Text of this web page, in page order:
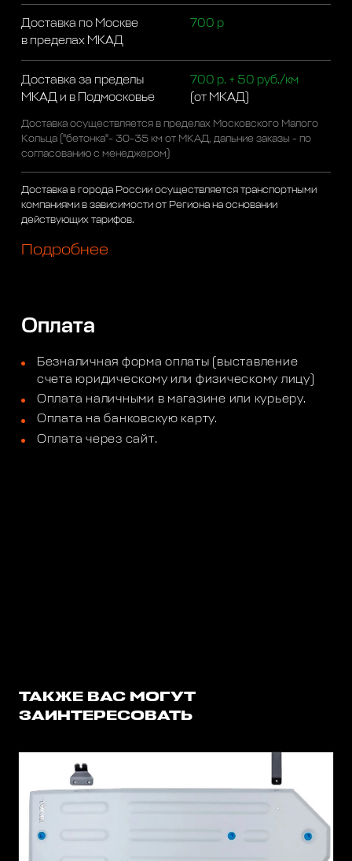
Доставка по Москве
в пределах МКАД
700 р
Доставка за пределы
МКАД и в Подмосковье
700 р. + 50 руб./км
(от МКАД)
Доставка осуществляется в пределах Московского Малого
Кольца ("бетонка"- 30-35 км от МКАД, дальние заказы - по
согласованию с менеджером)
Доставка в города России осуществляется транспортными
компаниями в зависимости от Региона на основании
действующих тарифов.
Подробнее
Оплата
Безналичная форма оплаты (выставление
счета юридическому или физическому лицу)
Оплата наличными в магазине или курьеру.
Оплата на банковскую карту.
Оплата через сайт.
ТАКЖЕ ВАС МОГУТ
ЗАИНТЕРЕСОВАТЬ